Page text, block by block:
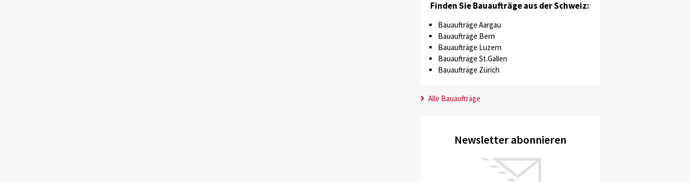
Finden Sie Bauaufträge aus der Schweiz:
Bauaufträge Aargau
Bauaufträge Bern
Bauaufträge Luzern
Bauaufträge St.Gallen
Bauaufträge Zürich
Alle Bauaufträge
Newsletter abonnieren